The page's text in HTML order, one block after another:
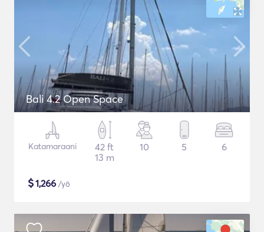
Bali 4.2 Open Space
Katamaraani
42 ft
13 m
10 5 6
$1,266 /yö